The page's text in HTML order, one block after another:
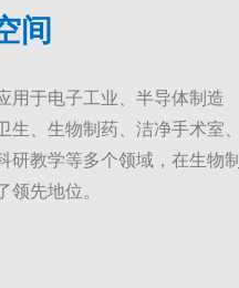
间
用于电子工业、半导体制造
、生物制药、洁净手术室、
研教学等多个领域，在生物制
领先地位。